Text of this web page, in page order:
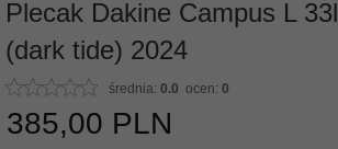
Plecak Dakine Campus L 33l
(dark tide) 2024
średnia: 0.0 ocen: 0
385,00 PLN